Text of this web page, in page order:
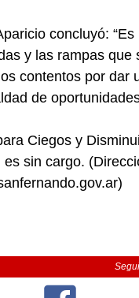
concluyó:
y las rampas
contentos por dar
de
Ciegos y
sin cargo.